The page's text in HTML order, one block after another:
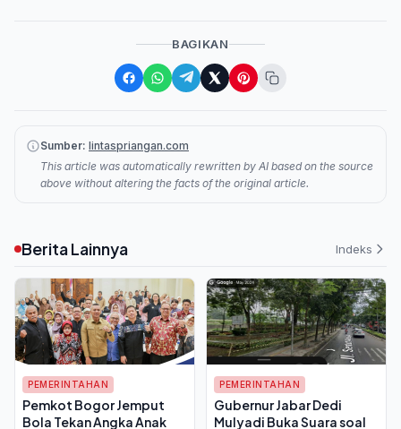
BAGIKAN
Sumber: lintaspriangan.com
This article was automatically rewritten by AI based on the source
above without altering the facts of the original article.
Berita Lainnya Indeks
PEMERINTAHAN
Pemkot Bogor Jemput
Bola Tekan Angka Anak
PEMERINTAHAN
Gubernur Jabar Dedi
Mulyadi Buka Suara soal